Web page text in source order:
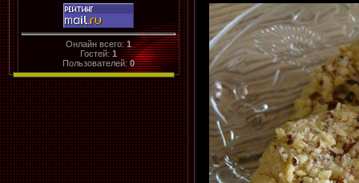
Онлайн всего:1
Гостей:1
Пользователей:0